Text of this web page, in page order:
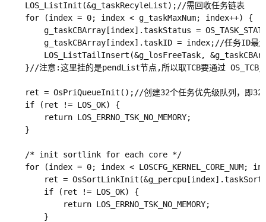
    LOS_ListInit(&g_taskRecyleList);//需回收任务链表
    for (index = 0; index < g_taskMaxNum; index++) {
g_taskCBArray[index].taskStatus =
g_taskCBArray[index].taskID = index;//任务ID最
LOS_ListTailInsert(&g_losFreeTask,
}//注意:这里挂的是pendList节点,所以取TCB要通过
ret = OsPriQueueInit();//创建32个任务优先级队列，即32
    if (ret != LOS_OK) {
        return LOS_ERRNO_TSK_NO_MEMORY;
    }
    /* init sortlink for each core */
for (index = 0; index < LOSCFG_KERNEL_CORE_NUM;
ret =
        if (ret != LOS_OK) {
            return LOS_ERRNO_TSK_NO_MEMORY;
        }